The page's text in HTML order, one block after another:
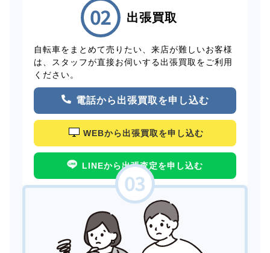
出張買取
自転車をまとめて売りたい、来店が難しいお客様
は、スタッフが直接お伺いする出張買取をご利用
ください。
電話から出張買取を申し込む
WEBから出張買取を申し込む
LINEから出張査定を申し込む